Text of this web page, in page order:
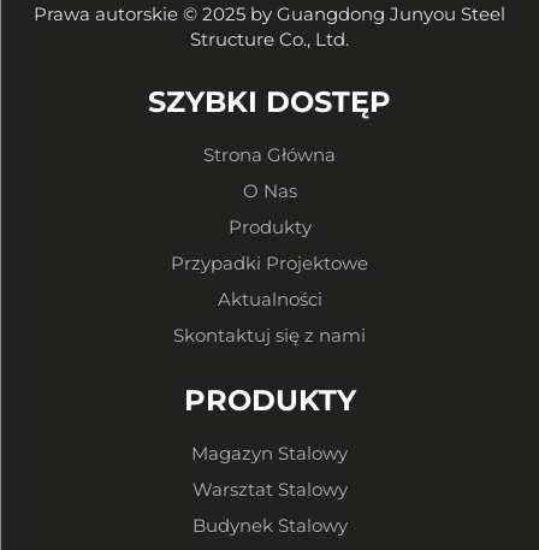
Prawa autorskie © 2025 by Guangdong Junyou Steel
Structure Co., Ltd.
SZYBKI DOSTĘP
Strona Główna
O Nas
Produkty
Przypadki Projektowe
Aktualności
Skontaktuj się z nami
PRODUKTY
Magazyn Stalowy
Warsztat Stalowy
Budynek Stalowy